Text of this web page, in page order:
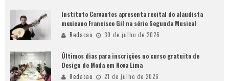
Instituto Cervantes apresenta recital do alaudista
mexicano Francisco Gil na série Segunda Musical
Redacao 30 de julho de 2026
Últimos dias para inscrições no curso gratuito de
Design de Moda em Nova Lima
Redacao 21 de julho de 2026